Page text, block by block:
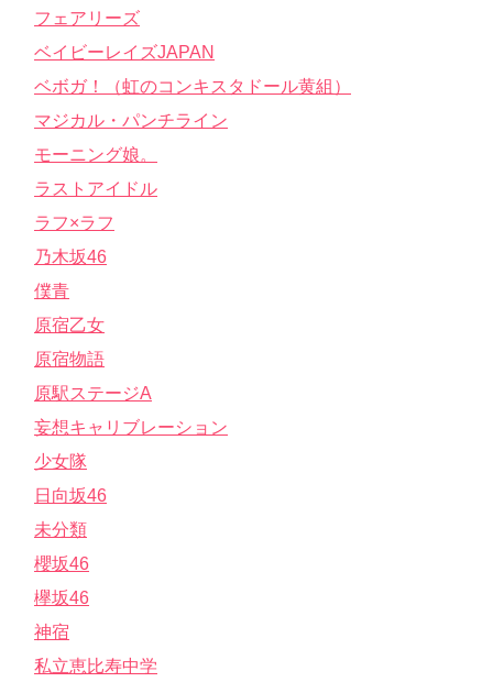
フェアリーズ
ベイビーレイズJAPAN
ベボガ！（虹のコンキスタドール黄組）
マジカル・パンチライン
モーニング娘。
ラストアイドル
ラフ×ラフ
乃木坂46
僕青
原宿乙女
原宿物語
原駅ステージA
妄想キャリブレーション
少女隊
日向坂46
未分類
櫻坂46
欅坂46
神宿
私立恵比寿中学